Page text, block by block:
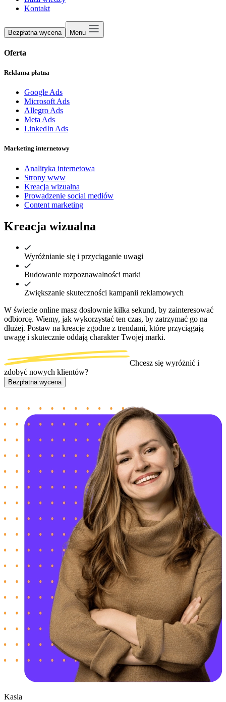
Kontakt
Bezpłatna wycena Menu
Oferta
Reklama płatna
Google Ads
Microsoft Ads
Allegro Ads
Meta Ads
LinkedIn Ads
Marketing internetowy
Analityka internetowa
Strony www
Kreacja wizualna
Prowadzenie social mediów
Content marketing
Kreacja wizualna
Wyróżnianie się i przyciąganie uwagi
Budowanie rozpoznawalności marki
Zwiększanie skuteczności kampanii reklamowych
W świecie online masz dosłownie kilka sekund, by zainteresować
odbiorcę. Wiemy, jak wykorzystać ten czas, by zatrzymać go na
dłużej. Postaw na kreacje zgodne z trendami, które przyciągają
uwagę i skutecznie oddają charakter Twojej marki.
Chcesz się wyróżnić i
zdobyć nowych klientów?
Bezpłatna wycena
Kasia